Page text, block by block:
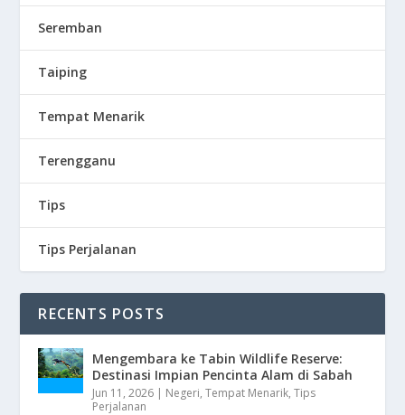
Seremban
Taiping
Tempat Menarik
Terengganu
Tips
Tips Perjalanan
RECENTS POSTS
Mengembara ke Tabin Wildlife Reserve:
Destinasi Impian Pencinta Alam di Sabah
Jun 11, 2026 | Negeri,Tempat Menarik,Tips
Perjalanan